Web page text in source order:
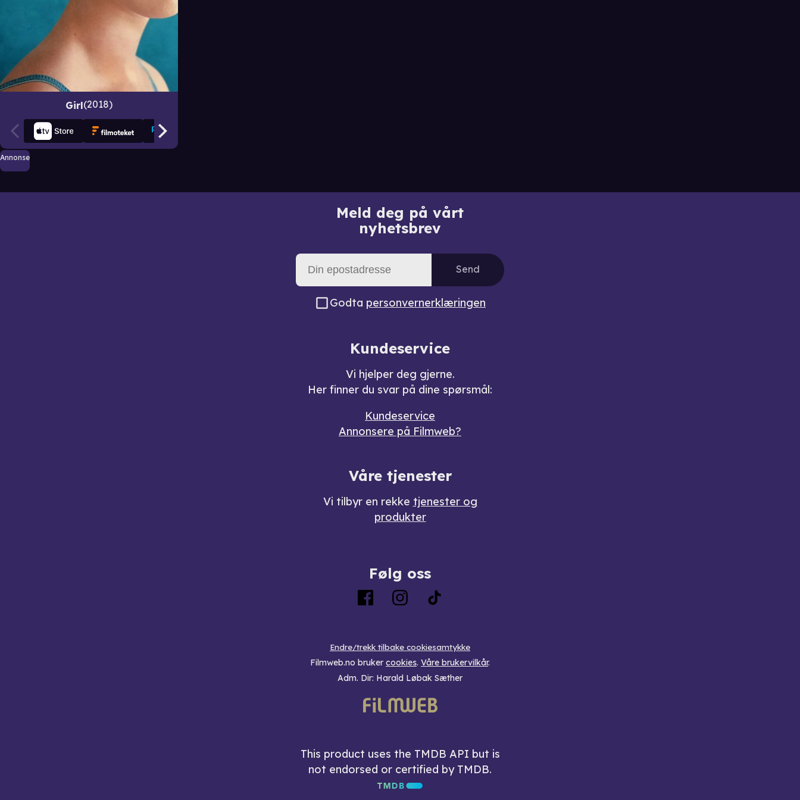
Girl 2018
Annonse
Meld deg på vårt
nyhetsbrev
Send
Godta personvernerklæringen
Kundeservice
Vi hjelper deg gjerne.
Her finner du svar på dine spørsmål:
Kundeservice
Annonsere på Filmweb?
Våre tjenester
Vi tilbyr en rekke tjenester og
produkter
Følg oss
Endre/trekk tilbake cookiesamtykke
Filmweb.no bruker cookies. Våre brukervilkår.
Adm. Dir: Harald Løbak Sæther
This product uses the TMDB API but is
not endorsed or certified by TMDB.